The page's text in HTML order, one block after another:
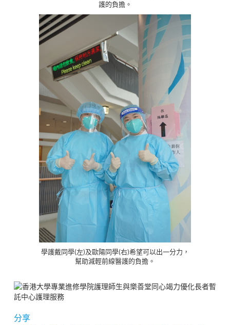
分享
護的負擔。
學護戴同學(左)及歐陽同學(右)希望可以出一分力，
幫助減輕前線醫護的負擔。